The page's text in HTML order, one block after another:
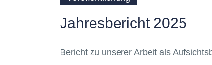
Jahresbericht 2025
Bericht zu unserer Arbeit als